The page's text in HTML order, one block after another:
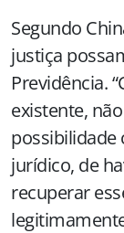
Segundo
justiça
Previdência.
existente,
possibilidade
jurídico, de
recuperar